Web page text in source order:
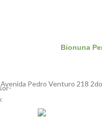
Bionuna
Avenida Pedro Venturo 218